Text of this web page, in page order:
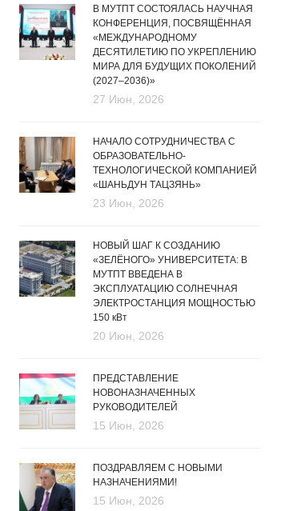
В МУТПТ СОСТОЯЛАСЬ НАУЧНАЯ
КОНФЕРЕНЦИЯ, ПОСВЯЩЁННАЯ
«МЕЖДУНАРОДНОМУ
ДЕСЯТИЛЕТИЮ ПО УКРЕПЛЕНИЮ
МИРА ДЛЯ БУДУЩИХ ПОКОЛЕНИЙ
(2027–2036)»
27 Июн, 2026
НАЧАЛО СОТРУДНИЧЕСТВА С
ОБРАЗОВАТЕЛЬНО-
ТЕХНОЛОГИЧЕСКОЙ КОМПАНИЕЙ
«ШАНЬДУН ТАЦЗЯНЬ»
23 Июн, 2026
НОВЫЙ ШАГ К СОЗДАНИЮ
«ЗЕЛЁНОГО» УНИВЕРСИТЕТА: В
МУТПТ ВВЕДЕНА В
ЭКСПЛУАТАЦИЮ СОЛНЕЧНАЯ
ЭЛЕКТРОСТАНЦИЯ МОЩНОСТЬЮ
150 кВт
20 Июн, 2026
ПРЕДСТАВЛЕНИЕ
НОВОНАЗНАЧЕННЫХ
РУКОВОДИТЕЛЕЙ
15 Июн, 2026
ПОЗДРАВЛЯЕМ С НОВЫМИ
НАЗНАЧЕНИЯМИ!
15 Июн, 2026